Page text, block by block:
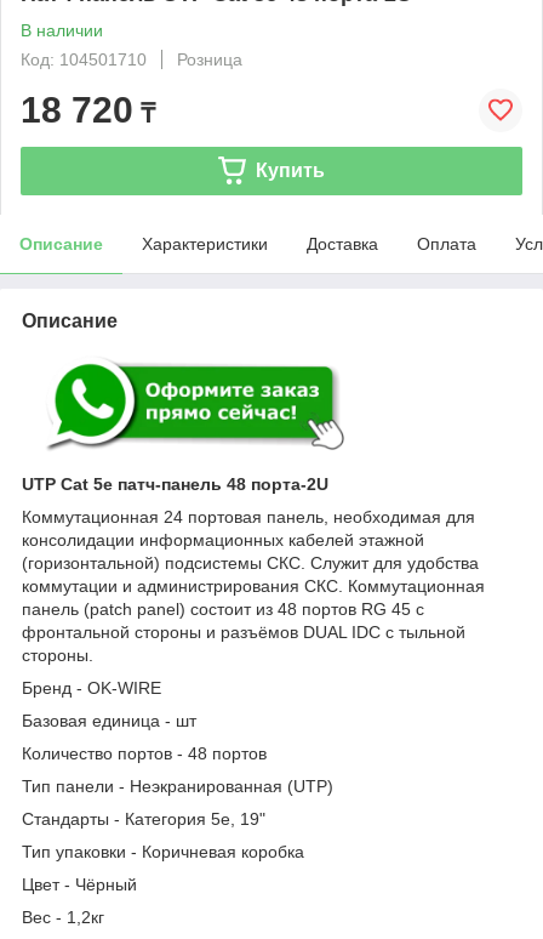
В наличии
Код: 104501710
Розница
18 720 ₸
Купить
Описание Характеристики Доставка Оплата
Описание
UTP Cat 5e патч-панель 48 порта-2U
Коммутационная 24 портовая панель, необходимая для
консолидации информационных кабелей этажной
(горизонтальной) подсистемы СКС. Служит для удобства
коммутации и администрирования СКС. Коммутационная
панель (patch panel) состоит из 48 портов RG 45 с
фронтальной стороны и разъёмов DUAL IDC с тыльной
стороны.
Бренд - OK-WIRE
Базовая единица - шт
Количество портов - 48 портов
Тип панели - Неэкранированная (UTP)
Стандарты - Категория 5е, 19"
Тип упаковки - Коричневая коробка
Цвет - Чёрный
Вес - 1,2кг